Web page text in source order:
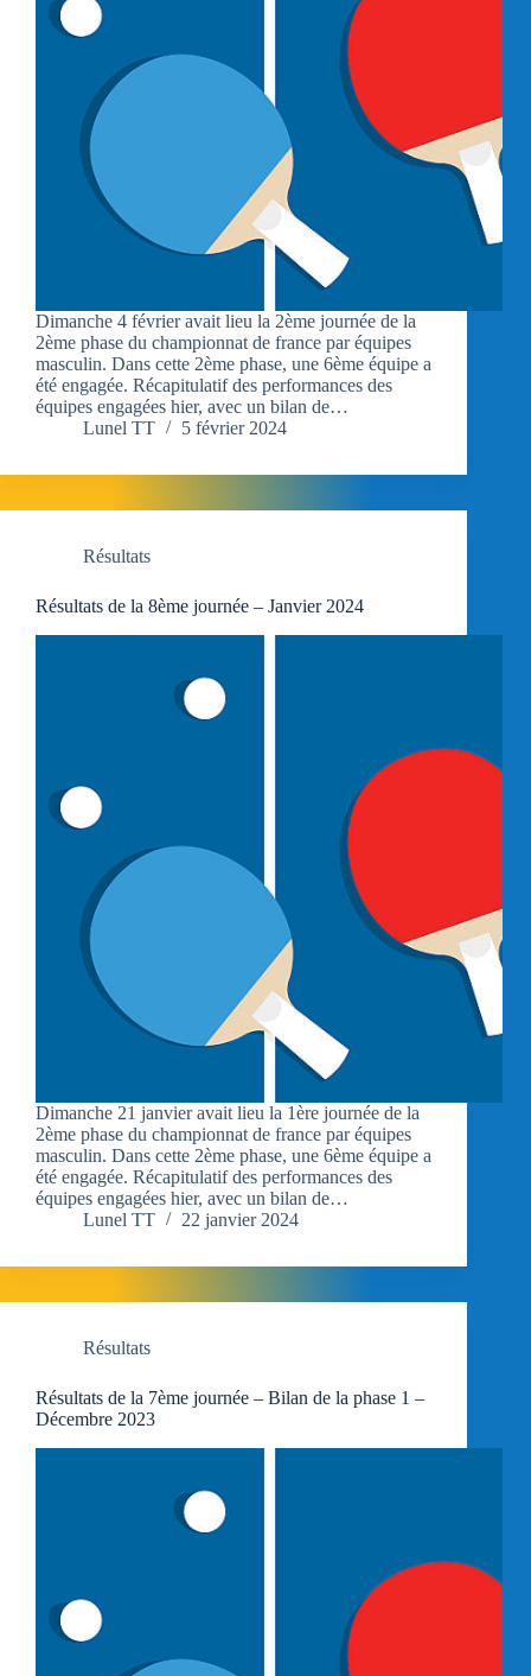
Dimanche 4 février avait lieu la 2ème journée de la
2ème phase du championnat de france par équipes
masculin. Dans cette 2ème phase, une 6ème équipe a
été engagée. Récapitulatif des performances des
équipes engagées hier, avec un bilan de…
Lunel TT
5 février 2024
Résultats
Résultats de la 8ème journée – Janvier 2024
Dimanche 21 janvier avait lieu la 1ère journée de la
2ème phase du championnat de france par équipes
masculin. Dans cette 2ème phase, une 6ème équipe a
été engagée. Récapitulatif des performances des
équipes engagées hier, avec un bilan de…
Lunel TT
22 janvier 2024
Résultats
Résultats de la 7ème journée – Bilan de la phase 1 –
Décembre 2023